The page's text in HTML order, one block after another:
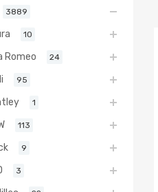
3889
10
Romeo 24
95
1
113
9
3